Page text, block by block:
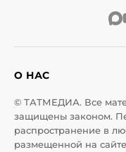
О НАС
© ТАТМЕДИА. Все
защищены законом.
распространение в
размещенной на